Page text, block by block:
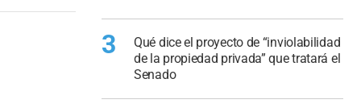
3
Qué dice el proyecto de “inviolabilidad
de la propiedad privada” que tratará el
Senado